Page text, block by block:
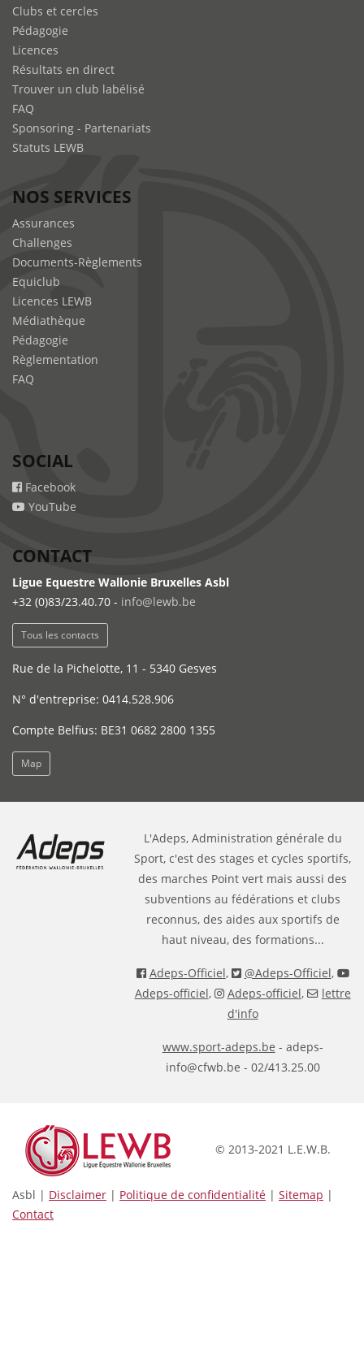
Clubs et cercles
Pédagogie
Licences
Résultats en direct
Trouver un club labélisé
FAQ
Sponsoring - Partenariats
Statuts LEWB
NOS SERVICES
Assurances
Challenges
Documents-Règlements
Equiclub
Licences LEWB
Médiathèque
Pédagogie
Règlementation
FAQ
SOCIAL
Facebook
YouTube
CONTACT
Ligue Equestre Wallonie Bruxelles Asbl
+32 (0)83/23.40.70 - info@lewb.be
Tous les contacts
Rue de la Pichelotte, 11 - 5340 Gesves
N° d'entreprise: 0414.528.906
Compte Belfius: BE31 0682 2800 1355
Map
L'Adeps, Administration générale du
Sport, c'est des stages et cycles sportifs,
des marches Point vert mais aussi des
subventions au fédérations et clubs
reconnus, des aides aux sportifs de
haut niveau, des formations...
Adeps-Officiel, @Adeps-Officiel,
Adeps-officiel, Adeps-officiel,
lettre
d'info
www.sport-adeps.be - adeps-
info@cfwb.be - 02/413.25.00
© 2013-2021 L.E.W.B.
Asbl | Disclaimer | Politique de confidentialité | Sitemap |
Contact